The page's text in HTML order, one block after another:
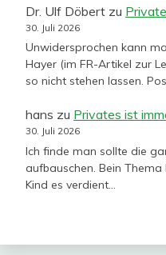
Dr. Ulf Döbert zu
30. Juli 2026
Unwidersprochen kann
Hayer (im FR-Artikel zur
so nicht stehen lassen.
hans zu Privates ist
30. Juli 2026
Ich finde man sollte die
aufbauschen. Bein
Kind es verdient…